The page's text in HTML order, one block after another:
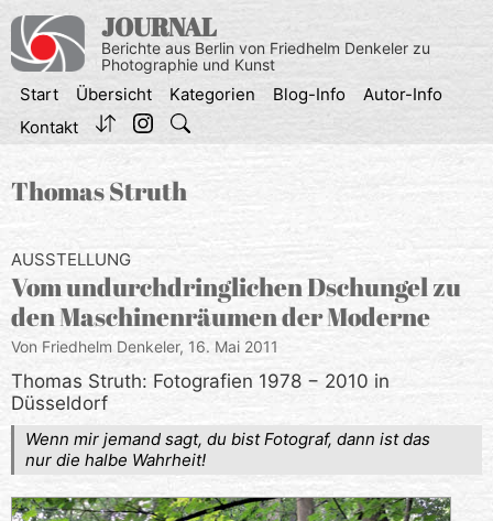
Inhalt
springen
JOURNAL
Berichte aus Berlin von Friedhelm Denkeler zu
Photographie und Kunst
Start Übersicht Kategorien Blog-Info
Autor-Info
Kontakt
Thomas Struth
AUSSTELLUNG
Vom undurchdringlichen Dschungel zu
den Maschinenräumen der Moderne
Von Friedhelm Denkeler, 16. Mai 2011
Thomas Struth: Fotografien 1978 − 2010 in
Düsseldorf
Wenn mir jemand sagt, du bist Fotograf, dann ist das
nur die halbe Wahrheit!